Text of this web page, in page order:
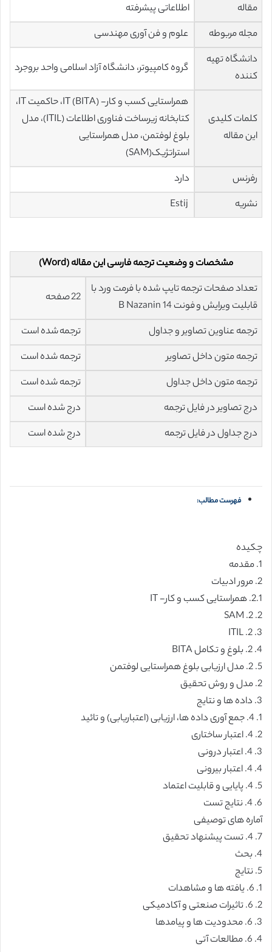
مقاله
اطلاعاتی پیشرفته
مجله مربوطه
علوم و فن آوری مهندسی
دانشگاه تهیه
کننده
گروه کامپیوتر، دانشگاه آزاد اسلامی واحد بروجرد
کلمات کلیدی
این مقاله
همراستایی کسب و کار- IT (BITA)، حاکمیت IT،
کتابخانه زیرساخت فناوری اطلاعات (ITIL)، مدل
بلوغ لوفتمن، مدل همراستایی
استراتژیک(SAM)
رفرنس
دارد
نشریه
مشخصات و وضعیت ترجمه فارسی این مقاله (Word)
تعداد صفحات ترجمه تایپ شده با فرمت ورد با
قابلیت ویرایش و فونت 14 B Nazanin
22 صفحه
ترجمه عناوین تصاویر و جداول
ترجمه شده است
ترجمه متون داخل تصاویر
ترجمه شده است
ترجمه متون داخل جداول
ترجمه شده است
درج تصاویر در فایل ترجمه
درج شده است
درج جداول در فایل ترجمه
درج شده است
فهرست مطالب:
چکیده
1. مقدمه
2. مرور ادبیات
2.1. همراستایی کسب و کار- IT
2. 2. SAM
3. 2. ITIL
4. 2. بلوغ و تکامل BITA
5. 2. مدل ارزیابی بلوغ همراستایی لوفتمن
2. مدل و روش تحقیق
3. داده ها و نتایج
1. 4. جمع آوری داده ها، ارزیابی (اعتباریابی) و تائید
2. 4. اعتبار ساختاری
3. 4. اعتبار درونی
4. 4. اعتبار بیرونی
5. 4. پایایی و قابلیت اعتماد
6. 4. نتایج تست
آماره های توصیفی
7. 4. تست پیشنهاد تحقیق
4. بحث
5. نتایج
1. 6. یافته ها و مشاهدات
2. 6. تاثیرات صنعتی و آکادمیکی
3. 6. محدودیت ها و پیامدها
4. 6. مطالعات آتی